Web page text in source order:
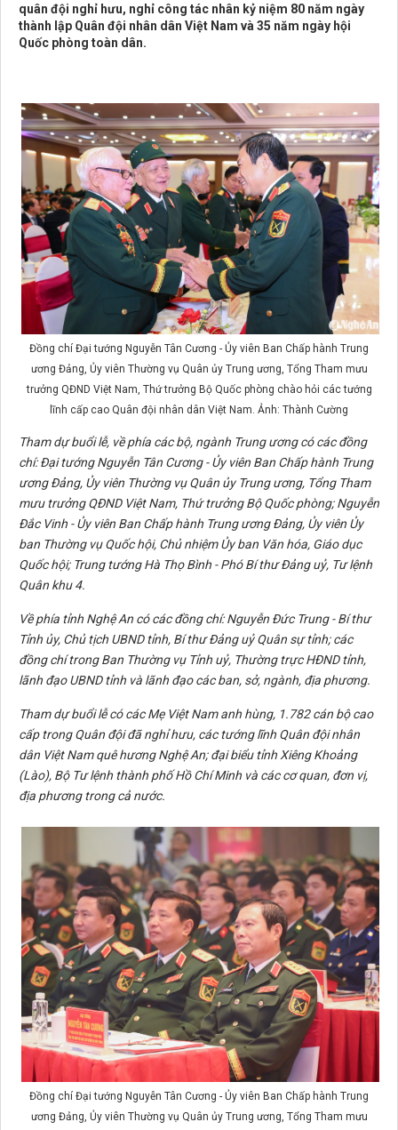
quân đội nghỉ hưu, nghỉ công tác nhân kỷ niệm 80 năm ngày
thành lập Quân đội nhân dân Việt Nam và 35 năm ngày hội
Quốc phòng toàn dân.
Đồng chí Đại tướng Nguyễn Tân Cương - Ủy viên Ban Chấp hành Trung
ương Đảng, Ủy viên Thường vụ Quân ủy Trung ương, Tổng Tham mưu
trưởng QĐND Việt Nam, Thứ trưởng Bộ Quốc phòng chào hỏi các tướng
lĩnh cấp cao Quân đội nhân dân Việt Nam. Ảnh: Thành Cường
Tham dự buổi lễ, về phía các bộ, ngành Trung ương có các đồng
chí: Đại tướng Nguyễn Tân Cương - Ủy viên Ban Chấp hành Trung
ương Đảng, Ủy viên Thường vụ Quân ủy Trung ương, Tổng Tham
mưu trưởng QĐND Việt Nam, Thứ trưởng Bộ Quốc phòng; Nguyễn
Đắc Vinh - Ủy viên Ban Chấp hành Trung ương Đảng, Ủy viên Ủy
ban Thường vụ Quốc hội, Chủ nhiệm Ủy ban Văn hóa, Giáo dục
Quốc hội; Trung tướng Hà Thọ Bình - Phó Bí thư Đảng uỷ, Tư lệnh
Quân khu 4.
Về phía tỉnh Nghệ An có các đồng chí: Nguyễn Đức Trung - Bí thư
Tỉnh ủy, Chủ tịch UBND tỉnh, Bí thư Đảng uỷ Quân sự tỉnh; các
đồng chí trong Ban Thường vụ Tỉnh uỷ, Thường trực HĐND tỉnh,
lãnh đạo UBND tỉnh và lãnh đạo các ban, sở, ngành, địa phương.
Tham dự buổi lễ có các Mẹ Việt Nam anh hùng, 1.782 cán bộ cao
cấp trong Quân đội đã nghỉ hưu, các tướng lĩnh Quân đội nhân
dân Việt Nam quê hương Nghệ An; đại biểu tỉnh Xiêng Khoảng
(Lào), Bộ Tư lệnh thành phố Hồ Chí Minh và các cơ quan, đơn vị,
địa phương trong cả nước.
Đồng chí Đại tướng Nguyễn Tân Cương - Ủy viên Ban Chấp hành Trung
ương Đảng, Ủy viên Thường vụ Quân ủy Trung ương, Tổng Tham mưu